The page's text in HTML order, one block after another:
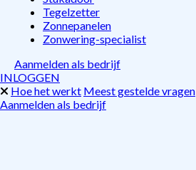
Tegelzetter
Zonnepanelen
Zonwering-specialist
Aanmelden als bedrijf
INLOGGEN
Hoe het werkt Meest gestelde vragen
Aanmelden als bedrijf